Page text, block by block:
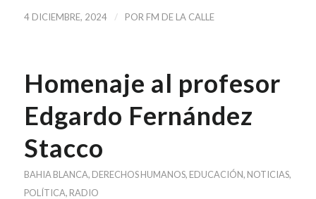
4 DICIEMBRE, 2024 / POR FM DE LA CALLE
Homenaje al profesor
Edgardo Fernández
Stacco
BAHIA BLANCA, DERECHOS HUMANOS, EDUCACIÓN, NOTICIAS,
POLÍTICA, RADIO